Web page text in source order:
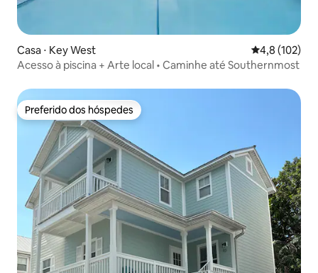
Casa ⋅ Key West 4,8 de uma
4,8 (102)
Acesso à piscina + Arte local • Caminhe até Southernmost
Preferido dos hóspedes
Preferido dos hóspedes